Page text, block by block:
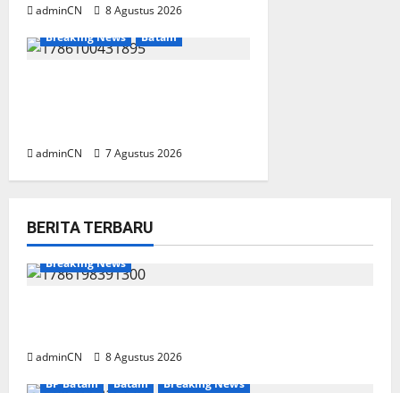
adminCN
8 Agustus 2026
Breaking News
Batam
adminCN 7 Agustus 2026
BERITA TERBARU
Breaking News
adminCN
8 Agustus 2026
BP Batam
Batam Breaking News